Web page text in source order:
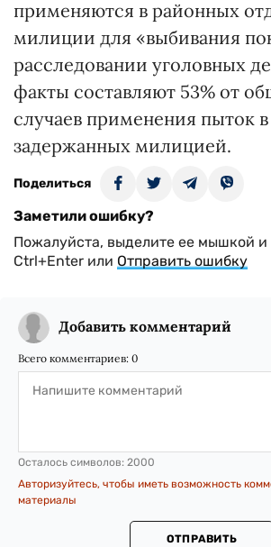
применяются в районных
милиции для «выбивания
расследовании уголовных
факты составляют 53% от
случаев применения пыток
задержанных милицией.
Поделиться
Заметили ошибку?
Пожалуйста, выделите ее мышкой
Ctrl+Enter или Отправить ошибку
Добавить комментарий
Всего комментариев: 0
Осталось символов: 2000
Авторизуйтесь, чтобы иметь возможность
материалы
ОТПРАВИТЬ